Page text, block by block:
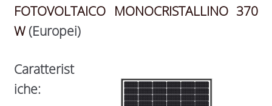
FOTOVOLTAICO MONOCRISTALLINO 370
W(Europei)
Caratterist
iche: